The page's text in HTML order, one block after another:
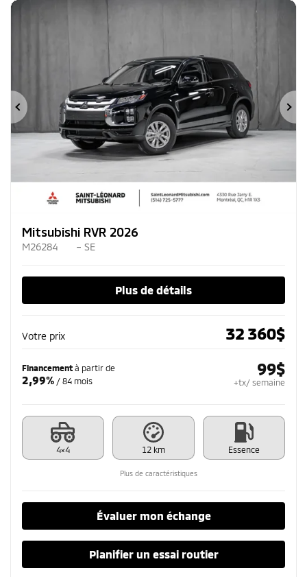
Précédent
Mitsubishi RVR 2026
M26284 – SE
Plus de détails
Votre prix 32 360$
Financement à partir de
2,99% / 84 mois
99$
+tx/ semaine
4×4 12 km Essence
Plus de caractéristiques
Évaluer mon échange
Planifier un essai routier